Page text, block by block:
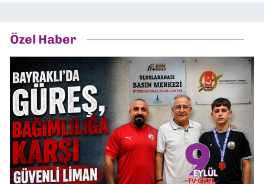
Özel Haber